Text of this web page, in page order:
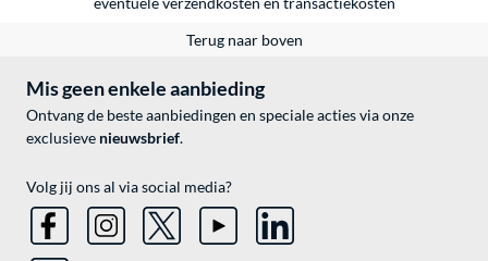
Terug naar boven
Mis geen enkele aanbieding
Ontvang de beste aanbiedingen en speciale acties via onze
exclusieve nieuwsbrief.
Volg jij ons al via social media?